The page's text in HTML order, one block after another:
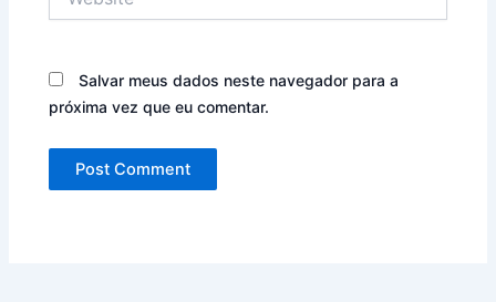
Salvar meus dados neste navegador para a
próxima vez que eu comentar.